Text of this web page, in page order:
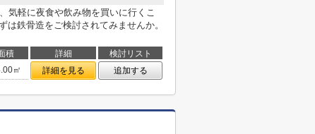
気軽に夜食や飲み物を買いに行くこ
は鉄骨造をご検討されてみませんか。
積 詳細
検討リスト
㎡ 詳細を見る 追加する